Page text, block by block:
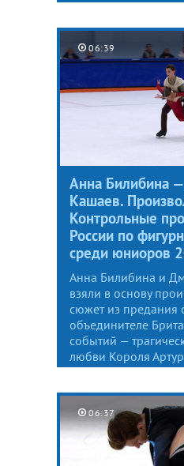
06:39
Анна Билибина
Кашаев.
Контрольные
России по
среди юниоров
Анна Билибина и
взяли в основу
сюжет из предания
объединителе
событий —
любви Короля
06:37